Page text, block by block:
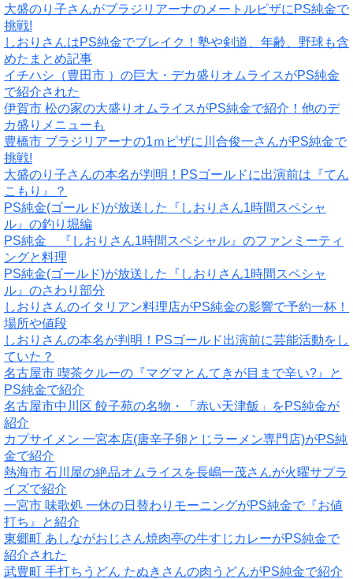
大盛のり子さんがブラジリアーナのメートルピザにPS純金で
挑戦!
しおりさんはPS純金でブレイク！塾や剣道、年齢、野球も含
めたまとめ記事
イチハシ（豊田市 ）の巨大・デカ盛りオムライスがPS純金
で紹介された
伊賀市 松の家の大盛りオムライスがPS純金で紹介！他のデ
カ盛りメニューも
豊橋市 ブラジリアーナの1ｍピザに川合俊一さんがPS純金で
挑戦!
大盛のり子さんの本名が判明！PSゴールドに出演前は『てん
こもり』？
PS純金(ゴールド)が放送した『しおりさん1時間スペシャ
ル』の釣り堀編
PS純金 『しおりさん1時間スペシャル』のファンミーティ
ングと料理
PS純金(ゴールド)が放送した『しおりさん1時間スペシャ
ル』のさわり部分
しおりさんのイタリアン料理店がPS純金の影響で予約一杯！
場所や値段
しおりさんの本名が判明！PSゴールド出演前に芸能活動をし
ていた？
名古屋市 喫茶クルーの『マグマとんてきが目まで辛い?』と
PS純金で紹介
名古屋市中川区 餃子苑の名物・「赤い天津飯」をPS純金が
紹介
カプサイメン 一宮本店(唐辛子卵とじラーメン専門店)がPS純
金で紹介
熱海市 石川屋の絶品オムライスを長嶋一茂さんが火曜サプラ
イズで紹介
一宮市 味歌処 一休の日替わりモーニングがPS純金で『お値
打ち』と紹介
東郷町 あしながおじさん焼肉亭の牛すじカレーがPS純金で
紹介された
武豊町 手打ちうどん たぬきさんの肉うどんがPS純金で紹介